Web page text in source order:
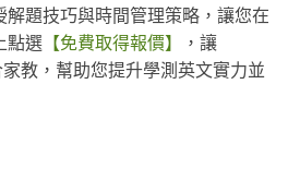
解題技巧與時間管理策略，讓您在
點選 【免費取得報價】
，讓
教，幫助您提升學測英文實力並